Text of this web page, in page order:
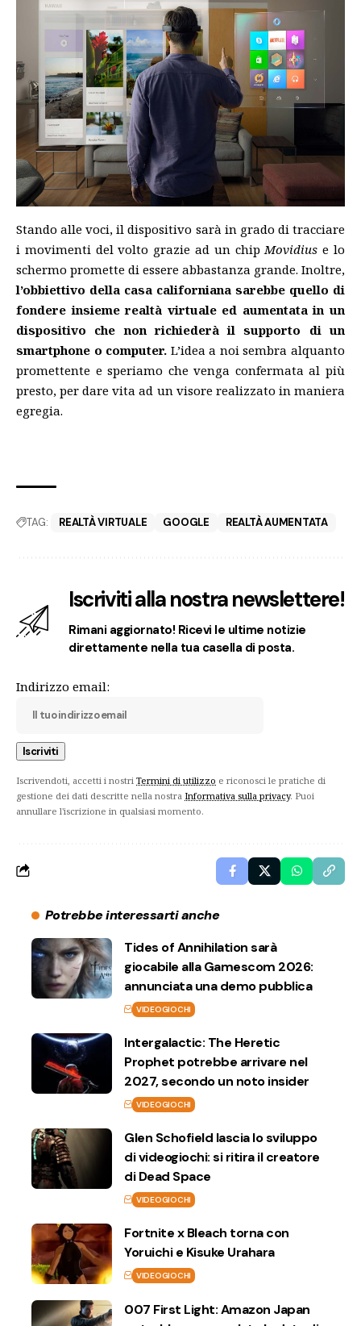
Stando alle voci, il dispositivo sarà in grado di tracciare
i movimenti del volto grazie ad un chip Movidius e lo
schermo promette di essere abbastanza grande. Inoltre,
l’obbiettivo della casa californiana sarebbe quello di
fondere insieme realtà virtuale ed aumentata in un
dispositivo che non richiederà il supporto di un
smartphone o computer. L’idea a noi sembra alquanto
promettente e speriamo che venga confermata al più
presto, per dare vita ad un visore realizzato in maniera
egregia.
TAG: REALTÀ VIRTUALE GOOGLE REALTÀ AUMENTATA
Iscriviti alla nostra newslettere!
Rimani aggiornato! Ricevi le ultime notizie
direttamente nella tua casella di posta.
Indirizzo email:
Iscrivendoti, accetti i nostri Termini di utilizzo e riconosci le pratiche di
gestione dei dati descritte nella nostra Informativa sulla privacy. Puoi
annullare l'iscrizione in qualsiasi momento.
Potrebbe interessarti anche
Tides of Annihilation sarà
giocabile alla Gamescom 2026:
annunciata una demo pubblica
VIDEOGIOCHI
Intergalactic: The Heretic
Prophet potrebbe arrivare nel
2027, secondo un noto insider
VIDEOGIOCHI
Glen Schofield lascia lo sviluppo
di videogiochi: si ritira il creatore
di Dead Space
VIDEOGIOCHI
Fortnite x Bleach torna con
Yoruichi e Kisuke Urahara
VIDEOGIOCHI
007 First Light: Amazon Japan